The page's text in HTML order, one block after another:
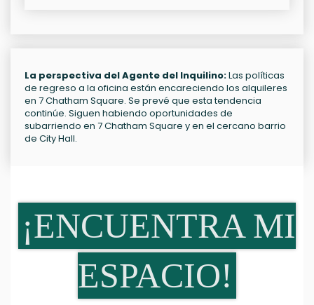
La perspectiva del Agente del Inquilino:Las políticas
de regreso a la oficina están encareciendo los alquileres
en 7 Chatham Square. Se prevé que esta tendencia
continúe. Siguen habiendo oportunidades de
subarriendo en 7 Chatham Square y en el cercano barrio
de City Hall.
¡ENCUENTRA MI
ESPACIO!